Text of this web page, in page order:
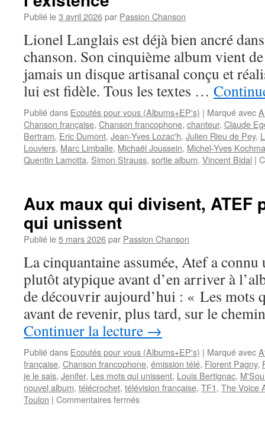
le
d’une
Femme
Publié le3 avril 2026par Passion Chanson
Lionel Langlais est déjà bien ancré
chanson. Son cinquième album vient
jamais un disque artisanal conçu et
lui est fidèle. Tous les textes …
Publié dans Ecoutés pour vous (Albums+EP's) | Marqué avec
Chanson française, Chanson francophone, chanteur, Claude
Bertram, Eric Dumont, Jean-Yves Lozac'h, Julien Rieu de Pey,
Louviers, Marc Limballe, Michaël Joussein, Michel-Yves
Quentin Lamotta, Simon Strauss, sortie album, Vincent Bidal |
Aux maux qui divisent, ATEF
qui unissent
Publié le5 mars 2026par Passion Chanson
La cinquantaine assumée, Atef a
plutôt atypique avant d’en arriver à
de découvrir aujourd’hui : « Les mots
avant de revenir, plus tard, sur le
Continuer la lecture →
Publié dans Ecoutés pour vous (Albums+EP's) | Marqué avec
française, Chanson francophone, émission télé, Florent Pagny,
je le sais, Jenifer, Les mots qui unissent, Louis Bertignac,
nouvel album, télécrochet, télévision française, TF1, The Voice
Toulon | Commentaires ferméssur